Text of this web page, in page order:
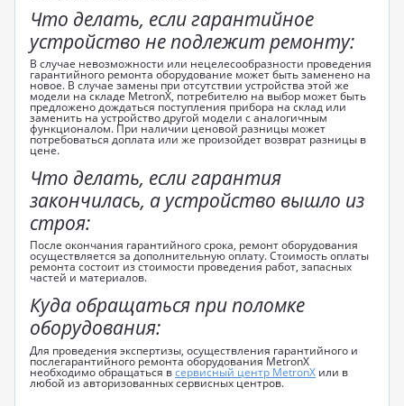
Что делать, если гарантийное
устройство не подлежит ремонту:
В случае невозможности или нецелесообразности проведения
гарантийного ремонта оборудование может быть заменено на
новое. В случае замены при отсутствии устройства этой же
модели на складе MetronX, потребителю на выбор может быть
предложено дождаться поступления прибора на склад или
заменить на устройство другой модели с аналогичным
функционалом. При наличии ценовой разницы может
потребоваться доплата или же произойдет возврат разницы в
цене.
Что делать, если гарантия
закончилась, а устройство вышло из
строя:
После окончания гарантийного срока, ремонт оборудования
осуществляется за дополнительную оплату. Стоимость оплаты
ремонта состоит из стоимости проведения работ, запасных
частей и материалов.
Куда обращаться при поломке
оборудования:
Для проведения экспертизы, осуществления гарантийного и
послегарантийного ремонта оборудования MetronX
необходимо обращаться всервисный центр MetronX или в
любой из авторизованных сервисных центров.